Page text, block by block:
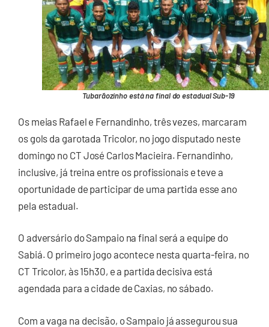
Tubarãozinho está na final do estadual Sub-19
Os meias Rafael e Fernandinho, três vezes, marcaram
os gols da garotada Tricolor, no jogo disputado neste
domingo no CT José Carlos Macieira. Fernandinho,
inclusive, já treina entre os profissionais e teve a
oportunidade de participar de uma partida esse ano
pela estadual.
O adversário do Sampaio na final será a equipe do
Sabiá. O primeiro jogo acontece nesta quarta-feira, no
CT Tricolor, às 15h30, e a partida decisiva está
agendada para a cidade de Caxias, no sábado.
Com a vaga na decisão, o Sampaio já assegurou sua